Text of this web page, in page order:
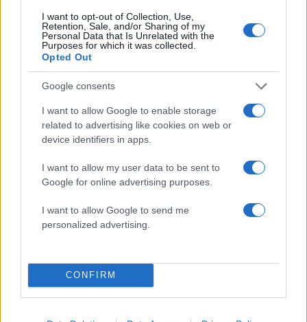
I want to opt-out of Collection, Use,
Retention, Sale, and/or Sharing of my
Personal Data that Is Unrelated with the
Purposes for which it was collected.
Opted Out
Google consents
I want to allow Google to enable storage
related to advertising like cookies on web or
device identifiers in apps.
I want to allow my user data to be sent to
Google for online advertising purposes.
I want to allow Google to send me
personalized advertising.
CONFIRM
πρότεινε συνεργασία
Πιο σχολιασμένα
Marfin: Η 46χρονη πήρε προθεσμία για
να απολογηθεί την Τρίτη – «Είναι αθώα,
συμμετείχε στη διαδήλωση όπως και
100.000 άτομα»
Βγήκαν ξανά τα μαχαίρια στην Ελπίδα
για τη Δημοκρατία: «Καρυστιανού,
Γρατσία και Γαλανός μετέτρεψαν το
κίνημα σε φοβικό αρχηγικό κόμμα»
Μεταφορές χρημάτων: Πότε μπορεί να
θεωρηθούν δωρεές και να επιβληθεί
φόρος – Τι ισχυεί για τις γονικές παροχές
Aναστέλλονται τα τακτικά ραντεβού του
αγγειοχειρουργού του νοσοκομείου
Χανίων επειδή κλάπηκε το μηχανάκι του
γιατρού